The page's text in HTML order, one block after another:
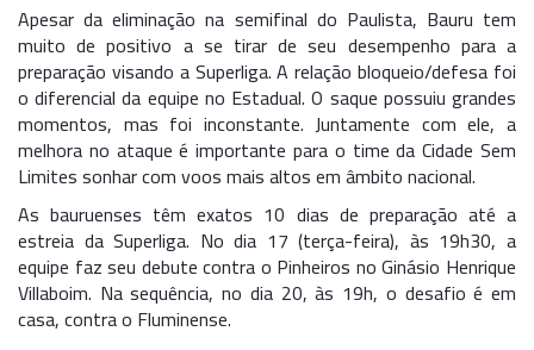
Apesar da eliminação na semifinal do Paulista, Bauru tem
muito de positivo a se tirar de seu desempenho para a
preparação visando a Superliga. A relação bloqueio/defesa foi
o diferencial da equipe no Estadual. O saque possuiu grandes
momentos, mas foi inconstante. Juntamente com ele, a
melhora no ataque é importante para o time da Cidade Sem
Limites sonhar com voos mais altos em âmbito nacional.
As bauruenses têm exatos 10 dias de preparação até a
estreia da Superliga. No dia 17 (terça-feira), às 19h30, a
equipe faz seu debute contra o Pinheiros no Ginásio Henrique
Villaboim. Na sequência, no dia 20, às 19h, o desafio é em
casa, contra o Fluminense.